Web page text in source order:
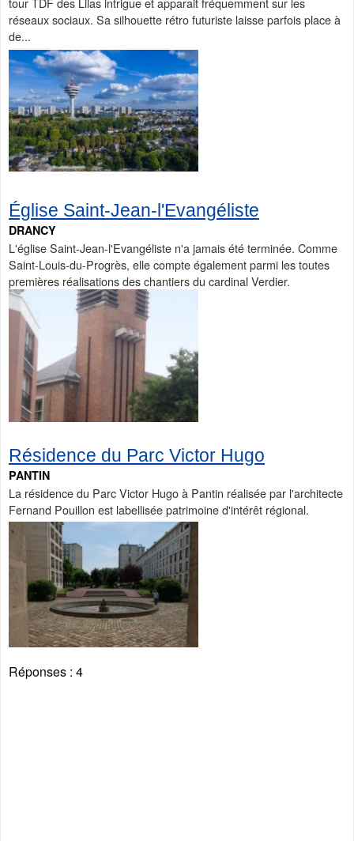
réseaux sociaux. Sa silhouette rétro futuriste laisse parfois place à
de...
Église Saint-Jean-l'Evangéliste
DRANCY
L'église Saint-Jean-l'Evangéliste n'a jamais été terminée. Comme
Saint-Louis-du-Progrès, elle compte également parmi les toutes
premières réalisations des chantiers du cardinal Verdier.
Résidence du Parc Victor Hugo
PANTIN
La résidence du Parc Victor Hugo à Pantin réalisée par l'architecte
Fernand Pouillon est labellisée patrimoine d'intérêt régional.
Réponses : 4